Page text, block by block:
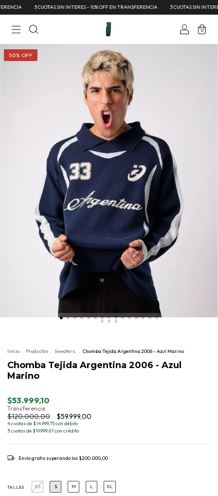
3 CUOTAS SIN INTERES - 10% OFF EN TRANSFERENCIA 3 CUOTAS SIN INTERES
0
50% OFF
Inicio . Productos . Sweaters. . Chomba Tejida Argentina 2006 - Azul Marino
Chomba Tejida Argentina 2006 - Azul
Marino
$120.000,00 $59.999,00
$53.999,10
Transferencia
4 cuotas de $14.999,75 con débito
3 cuotas de $19.999,67 con crédito
Envío gratis superando los$200.000,00
TALLES XS S M L XL